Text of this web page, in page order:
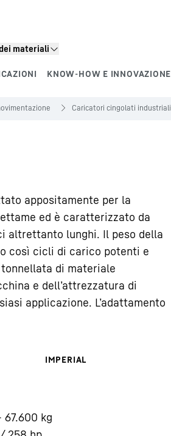
materiali
KNOW-HOW E INNOVAZIONE
Caricatori cingolati industriali
appositamente per la
ed è caratterizzato da
altrettanto lunghi. Il peso della
così cicli di carico potenti e
di materiale
e dell’attrezzatura di
applicazione. L’adattamento
IMPERIAL
67.600 kg